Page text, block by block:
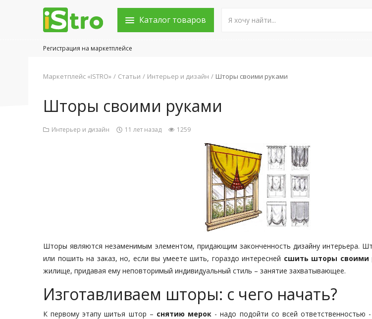
Каталог товаров
Регистрация на маркетплейсе
Маркетплейс «ISTRO» Статьи Интерьер и дизайн Шторы своими руками
Шторы своими руками
Интерьер и дизайн 11 лет назад 1259
Шторы являются незаменимым элементом, придающим законченность дизайну интерьера.
или пошить на заказ, но, если вы умеете шить, гораздо интересней сшить шторы своими
жилище, придавая ему неповторимый индивидуальный стиль – занятие захватывающее.
Изготавливаем шторы: с чего начать?
К первому этапу шитья штор – снятию мерок - надо подойти со всей ответственностью